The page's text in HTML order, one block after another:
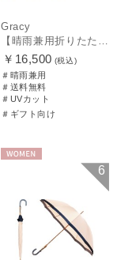
Gracy
【晴雨兼用折りたたみ日傘】グレイシー (Gracy) Natural bicolor 遮光99% 遮熱 UV99％ 簡単開閉
￥16,500 (税込)
＃晴雨兼用
＃送料無料
＃UVカット
＃ギフト向け
6